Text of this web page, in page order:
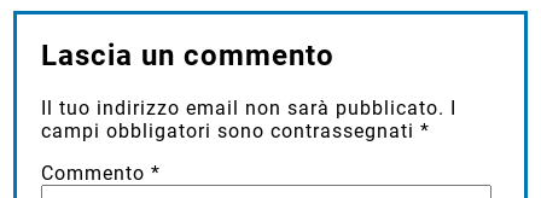
Lascia un commento
Il tuo indirizzo email non sarà pubblicato. I
campi obbligatori sono contrassegnati*
Commento*